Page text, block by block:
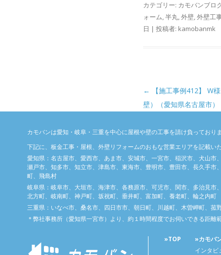
カテゴリー: カモバンブロ
ォーム,半丸,外壁,外壁工
日 | 投稿者: kamobanmk
投稿ナビゲーション
←
【施工事例412】 W
壁）（愛知県名古屋市）
カモバンは愛知・岐阜・三重を中心に屋根や壁の工事を請け負っており
下記に、板金工事・屋根、外壁リフォームのおもな営業エリアを記載い
愛知県：名古屋市、愛西市、あま市、安城市、一宮市、稲沢市、犬山
瀬戸市、知多市、知立市、津島市、東海市、豊明市、豊田市、長久手
町、飛島村
岐阜県：岐阜市、大垣市、海津市、各務原市、可児市、関市、多治見
北方町、岐南町、神戸町、坂祝町、垂井町、富加町、養老町、輪之内町
三重県：いなべ市、桑名市、四日市市、朝日町、川越町、木曽岬町、菰
＊弊社事務所（愛知県一宮市）より、約１時間程度でお伺いできる距離
»TOP
»カモバ
インタビ